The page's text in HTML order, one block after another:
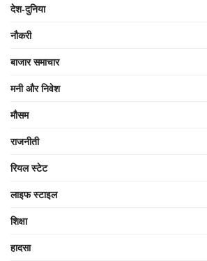
देश-दुनिया
नौकरी
बाजार समाचार
मनी और निवेश
मौसम
राजनीती
रियल स्टेट
लाइफ स्टाइल
शिक्षा
हादसा